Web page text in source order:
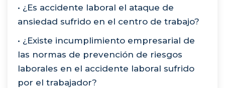
• ¿Es accidente laboral el ataque de
ansiedad sufrido en el centro de trabajo?
• ¿Existe incumplimiento empresarial de
las normas de prevención de riesgos
laborales en el accidente laboral sufrido
por el trabajador?